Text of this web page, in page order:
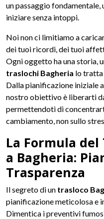
un passaggio
iniziare senza intoppi.
Noi non ci limitiamo a
dei tuoi ricordi, dei tuoi
Ogni oggetto ha una storia,
traslochi Bagheria lo tratta
Dalla pianificazione iniziale
nostro obiettivo è liberarti
permettendoti di
cambiamento, non sullo
La Formula
a Bagheria:
Trasparenza
Il segreto di un trasloco
pianificazione meticolosa e
Dimentica i preventivi